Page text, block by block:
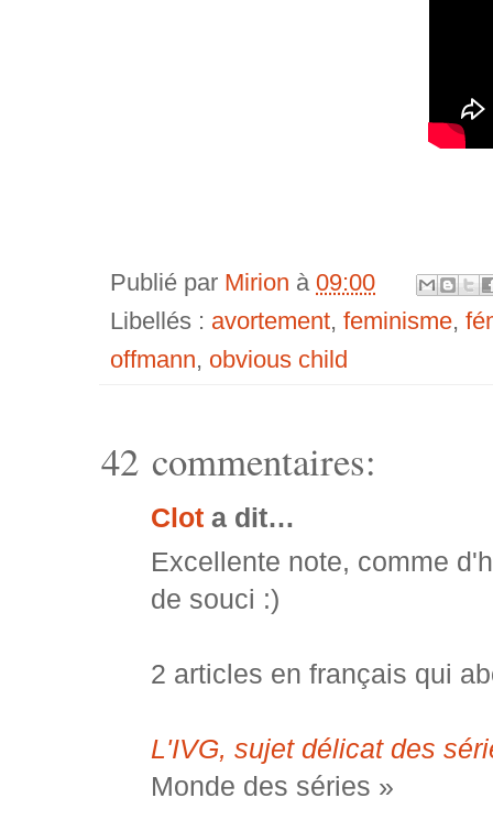
Publié par Mirion à 09:00
Libellés : avortement, feminisme,
offmann, obvious child
42 commentaires:
Clot a dit…
Excellente note, comme
de souci :)
2 articles en français qui
L'IVG, sujet délicat des
Monde des séries »